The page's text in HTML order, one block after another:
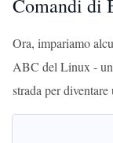
Comandi di
Ora, impariamo
ABC del Linux -
strada per